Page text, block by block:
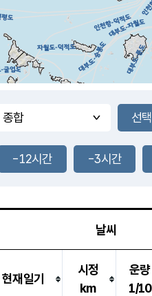
-12시간 -3시간
날씨
현재일기
시정
km
운량
1/10